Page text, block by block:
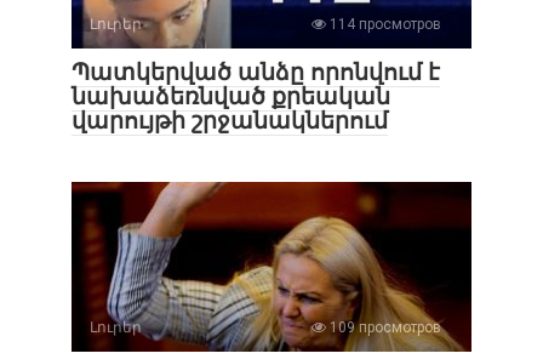
Լուրեր 114 просмотров
Պատկերված անձը որոնվում է
նախաձեռնված քրեական
վարույթի շրջանակներում
Լուրեր 109 просмотров